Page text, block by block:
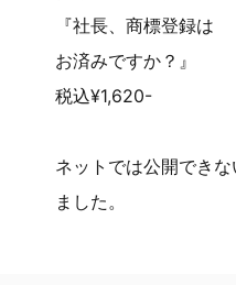
『社長、商標登録は
お済みですか？』
税込¥1,620-
ネットでは公開でき
ました。